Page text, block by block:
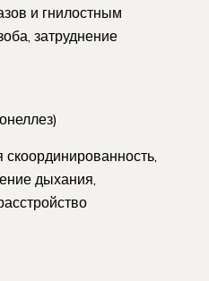
и гнилостным
затруднение
дыхания,